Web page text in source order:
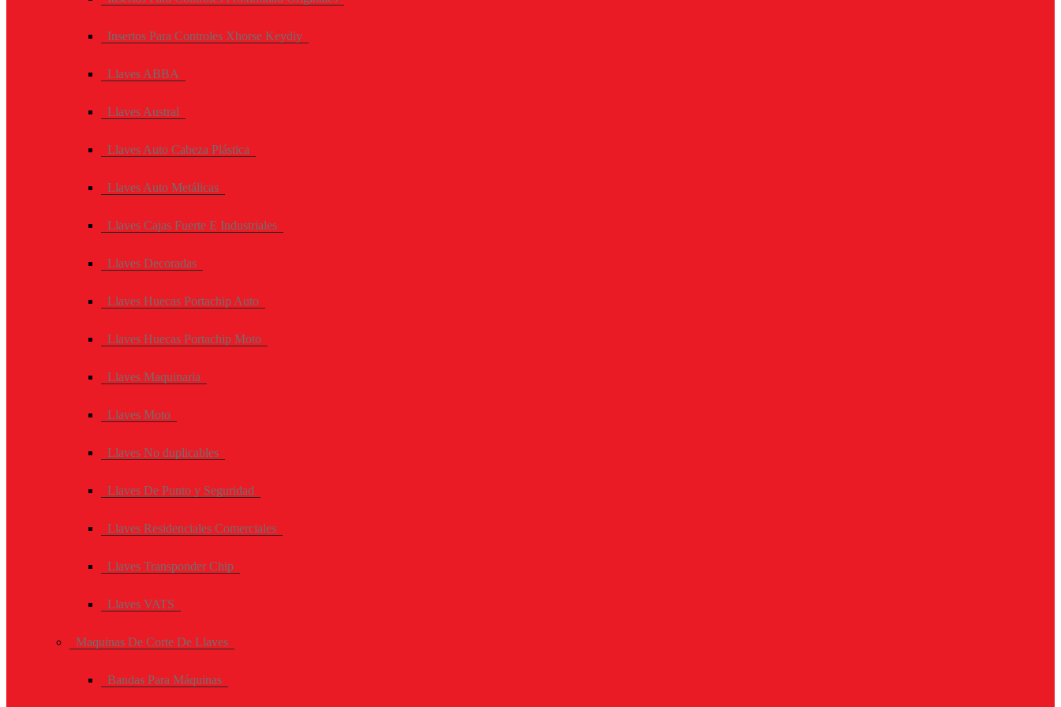
Insertos Para Controles Xhorse Keydiy
Llaves ABBA
Llaves Austral
Llaves Auto Cabeza Plástica
Llaves Auto Metálicas
Llaves Cajas Fuerte E Industriales
Llaves Decoradas
Llaves Huecas Portachip Auto
Llaves Huecas Portachip Moto
Llaves Maquinaria
Llaves Moto
Llaves No duplicables
Llaves De Punto y Seguridad
Llaves Residenciales Comerciales
Llaves Transponder Chip
Llaves VATS
Maquinas De Corte De Llaves
Bandas Para Máquinas